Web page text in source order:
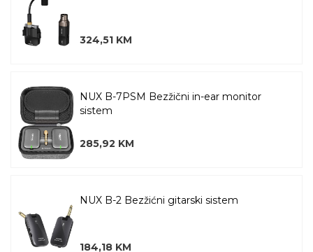
324,51 KM
NUX B-7PSM Bezžični in-ear monitor
sistem
285,92 KM
NUX B-2 Bezžićni gitarski sistem
184,18 KM